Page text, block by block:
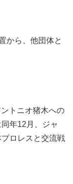
から、他団体と
トニオ猪木への
年12月、ジャ
ロレスと交流戦